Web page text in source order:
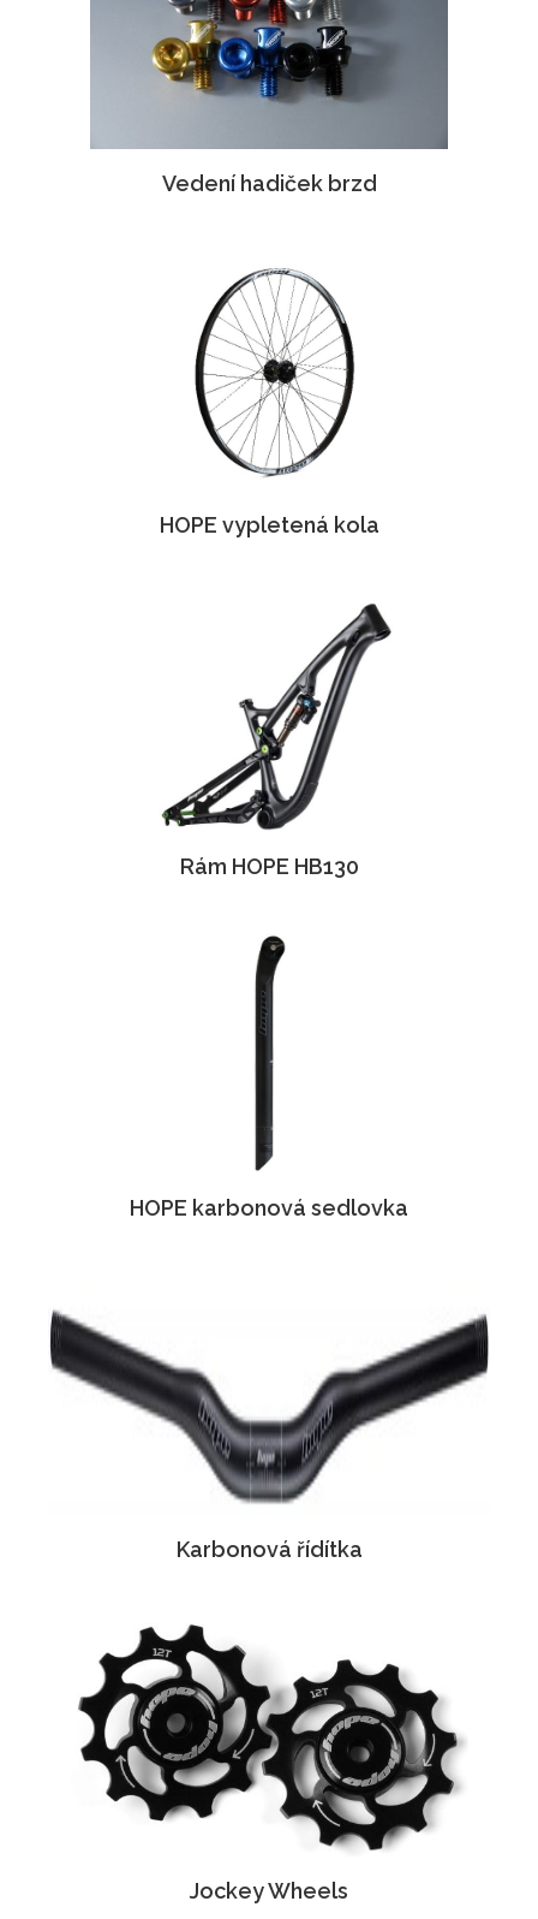
Vedení hadiček brzd
HOPE vypletená kola
Rám HOPE HB130
HOPE karbonová sedlovka
Karbonová řídítka
Jockey Wheels